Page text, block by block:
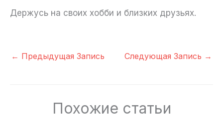
Держусь на своих хобби и близких друзьях.
← Предыдущая Запись Следующая Запись →
Похожие статьи